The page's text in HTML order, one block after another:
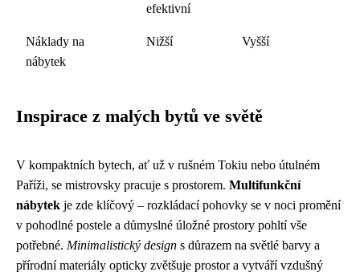
efektivní
Náklady na
nábytek
Nižší Vyšší
Inspirace z malých bytů ve světě
V kompaktních bytech, ať už v rušném Tokiu nebo útulném
Paříži, se mistrovsky pracuje s prostorem. Multifunkční
nábytek je zde klíčový – rozkládací pohovky se v noci promění
v pohodlné postele a důmyslné úložné prostory pohltí vše
potřebné. Minimalistický design s důrazem na světlé barvy a
přírodní materiály opticky zvětšuje prostor a vytváří vzdušný